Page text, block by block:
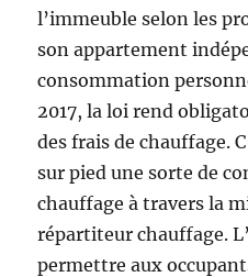
l’immeuble selon les
son appartement
consommation
2017, la loi rend
des frais de chauffage.
sur pied une sorte de
chauffage à travers la
répartiteur chauffage.
permettre aux